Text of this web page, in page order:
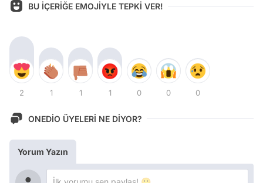
BU İÇERİĞE EMOJİYLE TEPKİ VER!
2 1 1 1 0 0 0
ONEDİO ÜYELERİ NE DİYOR?
Yorum Yazın